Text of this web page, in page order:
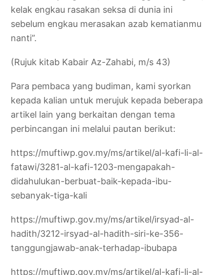
kelak engkau rasakan seksa di dunia ini
sebelum engkau merasakan azab kematianmu
nanti”.
(Rujuk kitab Kabair Az-Zahabi, m/s 43)
Para pembaca yang budiman, kami syorkan
kepada kalian untuk merujuk kepada beberapa
artikel lain yang berkaitan dengan tema
perbincangan ini melalui pautan berikut:
https://muftiwp.gov.my/ms/artikel/al-kafi-li-al-
fatawi/3281-al-kafi-1203-mengapakah-
didahulukan-berbuat-baik-kepada-ibu-
sebanyak-tiga-kali
https://muftiwp.gov.my/ms/artikel/irsyad-al-
hadith/3212-irsyad-al-hadith-siri-ke-356-
tanggungjawab-anak-terhadap-ibubapa
https://muftiwp.gov.my/ms/artikel/al-kafi-li-al-